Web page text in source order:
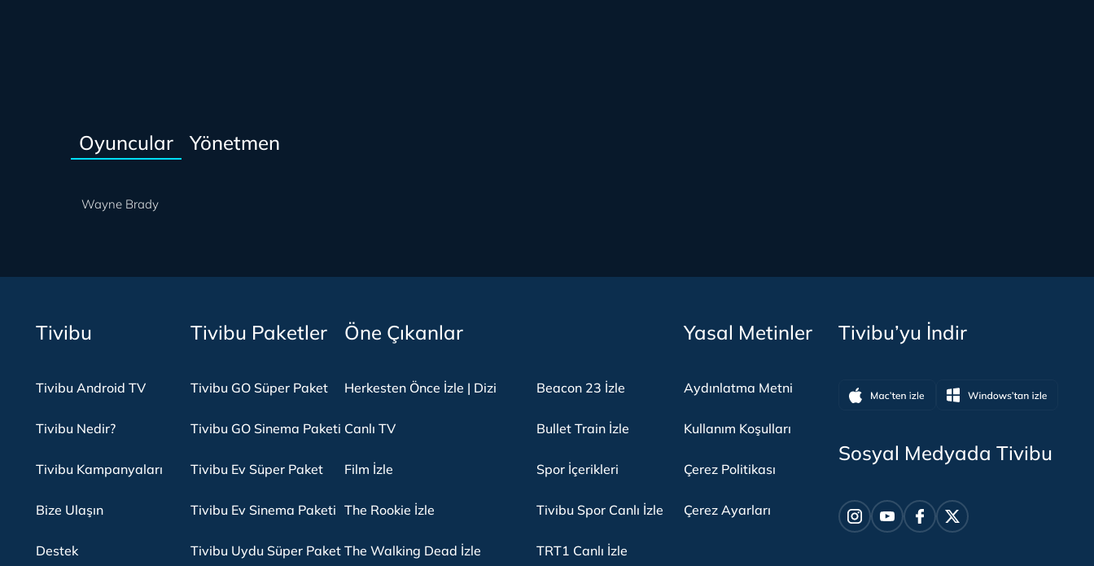
Oyuncular Yönetmen
Wayne Brady
Tivibu
Tivibu Android TV
Tivibu Nedir?
Tivibu Kampanyaları
Bize Ulaşın
Destek
Tivibu Paketler
Tivibu GO Süper Paket
Tivibu GO Sinema Paketi
Tivibu Ev Süper Paket
Tivibu Ev Sinema Paketi
Tivibu Uydu Süper Paket
Öne Çıkanlar
Herkesten Önce İzle | Dizi
Canlı TV
Film İzle
The Rookie İzle
The Walking Dead İzle
Beacon 23 İzle
Bullet Train İzle
Spor İçerikleri
Tivibu Spor Canlı İzle
TRT1 Canlı İzle
Yasal Metinler
Aydınlatma Metni
Kullanım Koşulları
Çerez Politikası
Çerez Ayarları
Tivibu’yu İndir
Sosyal Medyada Tivibu